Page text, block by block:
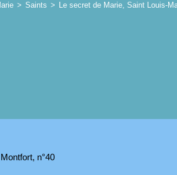
> Saints > Le secret de Marie, Saint Louis-